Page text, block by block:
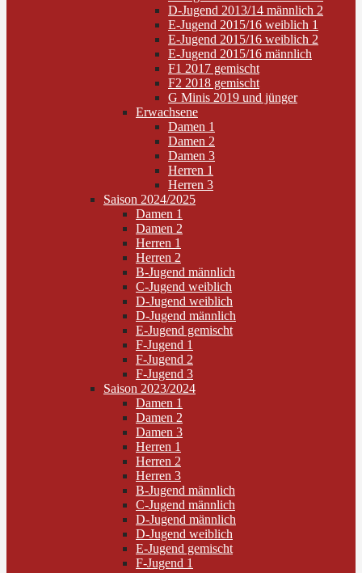
D-Jugend 2013/14 männlich 2
E-Jugend 2015/16 weiblich 1
E-Jugend 2015/16 weiblich 2
E-Jugend 2015/16 männlich
F1 2017 gemischt
F2 2018 gemischt
G Minis 2019 und jünger
Erwachsene
Damen 1
Damen 2
Damen 3
Herren 1
Herren 3
Saison 2024/2025
Damen 1
Damen 2
Herren 1
Herren 2
B-Jugend männlich
C-Jugend weiblich
D-Jugend weiblich
D-Jugend männlich
E-Jugend gemischt
F-Jugend 1
F-Jugend 2
F-Jugend 3
Saison 2023/2024
Damen 1
Damen 2
Damen 3
Herren 1
Herren 2
Herren 3
B-Jugend männlich
C-Jugend männlich
D-Jugend männlich
D-Jugend weiblich
E-Jugend gemischt
F-Jugend 1